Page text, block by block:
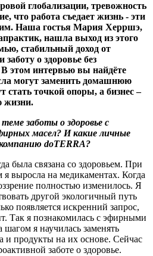
глобализации, тревожность
что работа съедает жизнь - эти
Наша гостья Мария Херршэ,
нашла выход из этого
стабильный доход от
о здоровье без
этом интервью вы найдёте
могут заменить домашнюю
стать точкой опоры, а бизнес –
жизни.
заботы о здоровье с
масел? И какие личные
doTERRA?
была связана со здоровьем. При
выросла на медикаментах. Когда
полностью изменилось. Я
другой экологичный путь
появляется искренний запрос,
Так я познакомилась с эфирными
я научилась заменять
и продукты на их основе. Сейчас
заботе о здоровье.